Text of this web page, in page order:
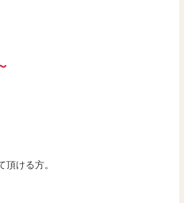
頂ける方。